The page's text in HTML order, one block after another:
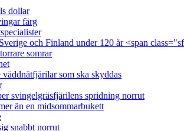
dollar
färg
och Finland under 120 år <span
somrar
som ska skyddas
svingelgräsfjärilens spridning norrut
än en midsommarbukett
snabbt norrut